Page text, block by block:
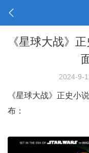
《星球大战》
2024-9-
《星球大战》正史小
布​：